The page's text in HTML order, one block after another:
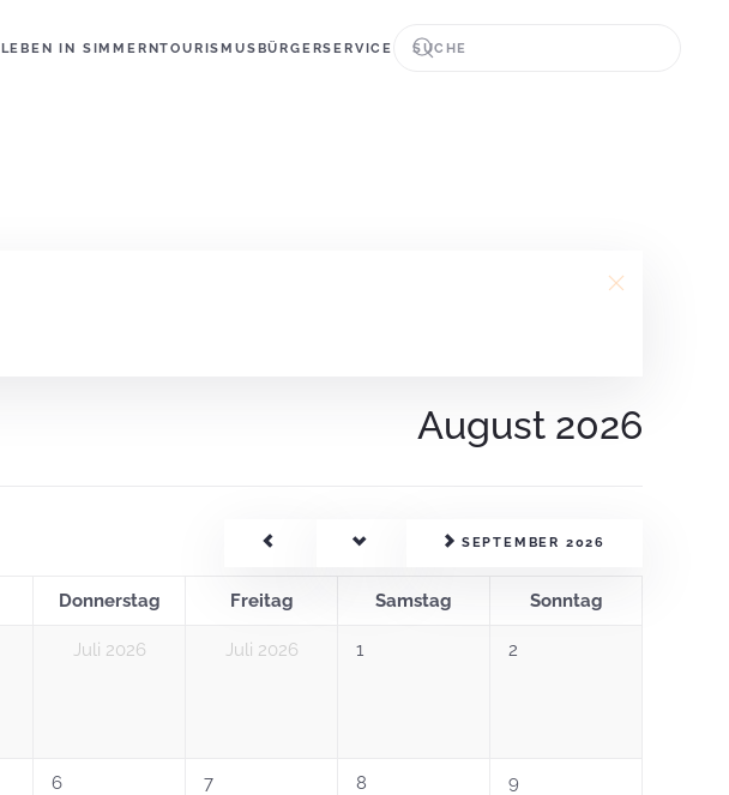
LEBEN IN SIMMERNTOURISMUSBÜRGERSERVICE
August 2026
SEPTEMBER 2026
Donnerstag Freitag Samstag Sonntag
Juli 2026 Juli 2026 1 2
6 7 8 9